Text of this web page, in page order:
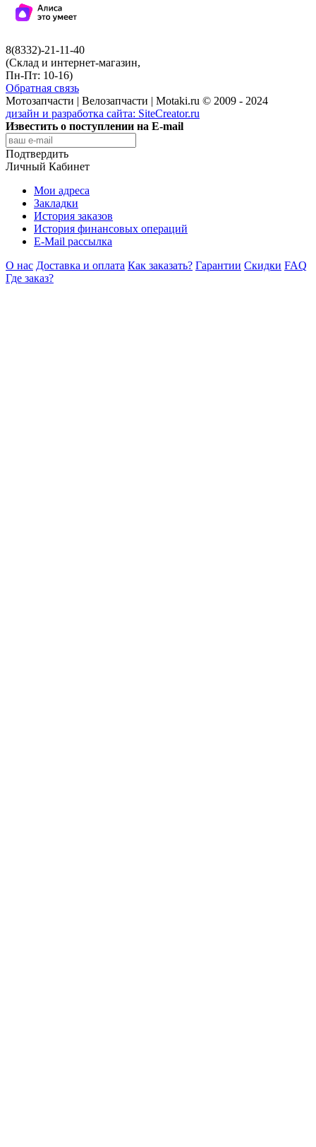
8(8332)-21-11-40
(Склад и интернет-магазин,
Пн-Пт: 10-16)
Обратная связь
Мотозапчасти | Велозапчасти | Motaki.ru © 2009 - 2024
дизайн и разработка сайта: SiteCreator.ru
Известить о поступлении на E-mail
Подтвердить
Личный Кабинет
Мои адреса
Закладки
История заказов
История финансовых операций
E-Mail рассылка
О нас Доставка и оплата Как заказать? Гарантии Скидки FAQ
Где заказ?